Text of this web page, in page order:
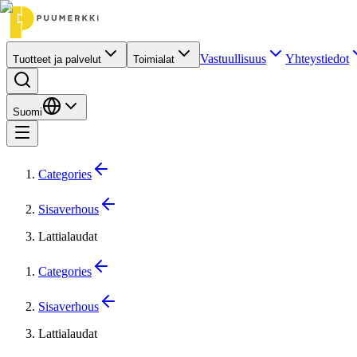
Tuotteet ja palvelut Toimialat Vastuullisuus Yhteystiedot
Suomi
Categories
Sisaverhous
Lattialaudat
Categories
Sisaverhous
Lattialaudat